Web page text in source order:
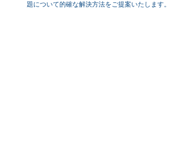
題について的確な解決方法をご提案いたします。